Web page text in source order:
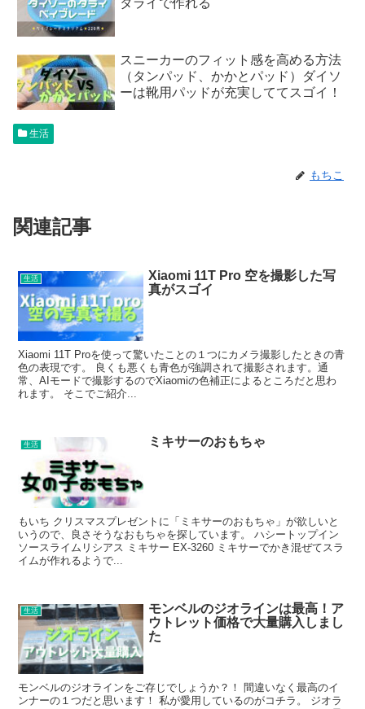
スニーカーのフィット感を高める方法
（タンパッド、かかとパッド）ダイソ
ーは靴用パッドが充実しててスゴイ！
生活
もちこ
関連記事
生活
Xiaomi 11T Pro 空を撮影した写
真がスゴイ
Xiaomi 11T Proを使って驚いたことの１つにカメラ撮影したときの青
色の表現です。 良くも悪くも青色が強調されて撮影されます。通
常、AIモードで撮影するのでXiaomiの色補正によるところだと思わ
れます。 そこでご紹介...
生活 ミキサーのおもちゃ
もいち クリスマスプレゼントに「ミキサーのおもちゃ」が欲しいと
いうので、良さそうなおもちゃを探しています。 ハシートップイン
ソースライムリシアス ミキサー EX-3260 ミキサーでかき混ぜてスラ
イムが作れるようで...
生活
モンベルのジオラインは最高！ア
ウトレット価格で大量購入しまし
た
モンベルのジオラインをご存じでしょうか？！ 間違いなく最高のイ
ンナーの１つだと思います！ 私が愛用しているのがコチラ。 ジオラ